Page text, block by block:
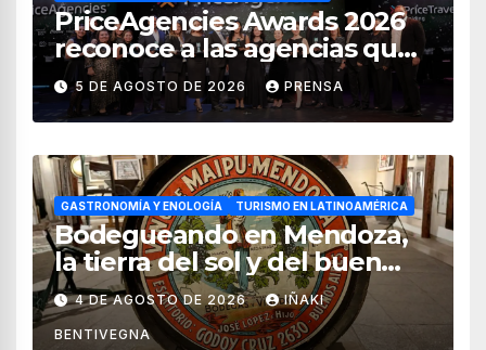
PriceAgencies Awards 2026
reconoce a las agencias que
impulsan el crecimiento del
turismo en México
5 DE AGOSTO DE 2026 PRENSA
GASTRONOMÍA Y ENOLOGÍA TURISMO EN LATINOAMÉRICA
Bodegueando en Mendoza,
la tierra del sol y del buen
vino
4 DE AGOSTO DE 2026 IÑAKI
BENTIVEGNA